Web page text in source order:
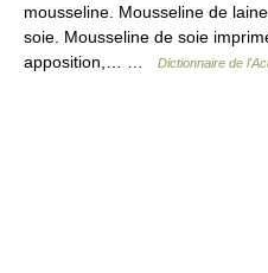
mousseline. Mousseline de
soie. Mousseline de soie
apposition,… …
Dictionnaire de